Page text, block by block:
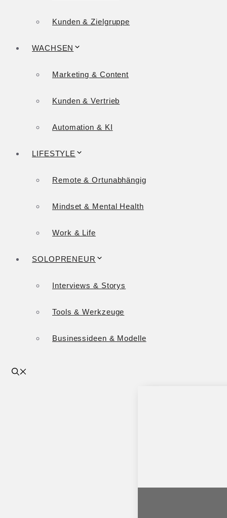
Kunden & Zielgruppe
WACHSEN
Marketing & Content
Kunden & Vertrieb
Automation & KI
LIFESTYLE
Remote & Ortunabhängig
Mindset & Mental Health
Work & Life
SOLOPRENEUR
Interviews & Storys
Tools & Werkzeuge
Businessideen & Modelle